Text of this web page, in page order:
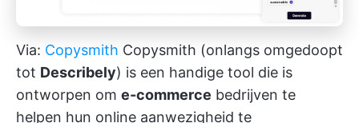
Via: Copysmith Copysmith (onlangs omgedoopt
tot Describely) is een handige tool die is
ontworpen om e-commerce bedrijven te
helpen hun online aanwezigheid te